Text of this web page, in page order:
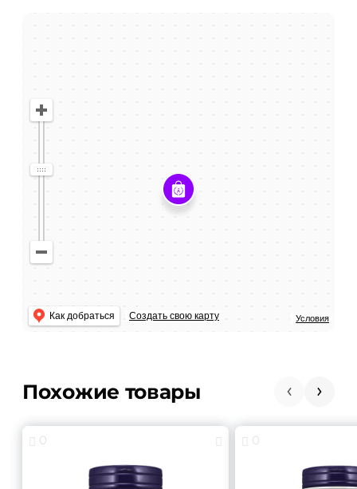
Условия
Как добраться Создать свою карту
Похожие товары
0 0